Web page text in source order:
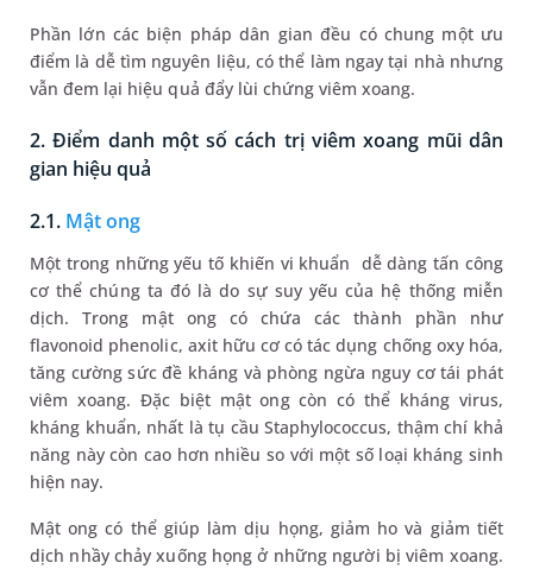
Phần lớn các biện pháp dân gian đều có chung một ưu
điểm là dễ tìm nguyên liệu, có thể làm ngay tại nhà nhưng
vẫn đem lại hiệu quả đẩy lùi chứng viêm xoang.
2. Điểm danh một số cách trị viêm xoang mũi dân
gian hiệu quả
2.1. Mật ong
Một trong những yếu tố khiến vi khuẩn dễ dàng tấn công
cơ thể chúng ta đó là do sự suy yếu của hệ thống miễn
dịch. Trong mật ong có chứa các thành phần như
flavonoid phenolic, axit hữu cơ có tác dụng chống oxy hóa,
tăng cường sức đề kháng và phòng ngừa nguy cơ tái phát
viêm xoang. Đặc biệt mật ong còn có thể kháng virus,
kháng khuẩn, nhất là tụ cầu Staphylococcus, thậm chí khả
năng này còn cao hơn nhiều so với một số loại kháng sinh
hiện nay.
Mật ong có thể giúp làm dịu họng, giảm ho và giảm tiết
dịch nhầy chảy xuống họng ở những người bị viêm xoang.